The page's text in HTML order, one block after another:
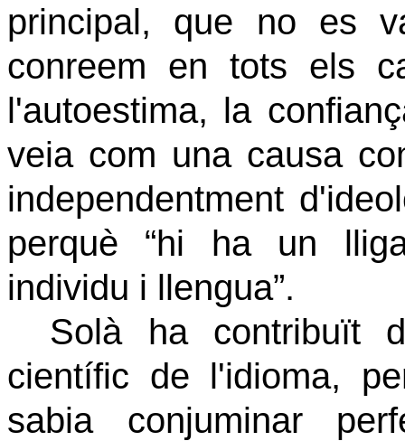
principal, que no es
conreem en tots els
l'autoestima, la
veia com una causa
independentment
perquè “hi ha un
individu i llengua”.
Solà ha contribuït
científic de l'idioma,
sabia conjuminar